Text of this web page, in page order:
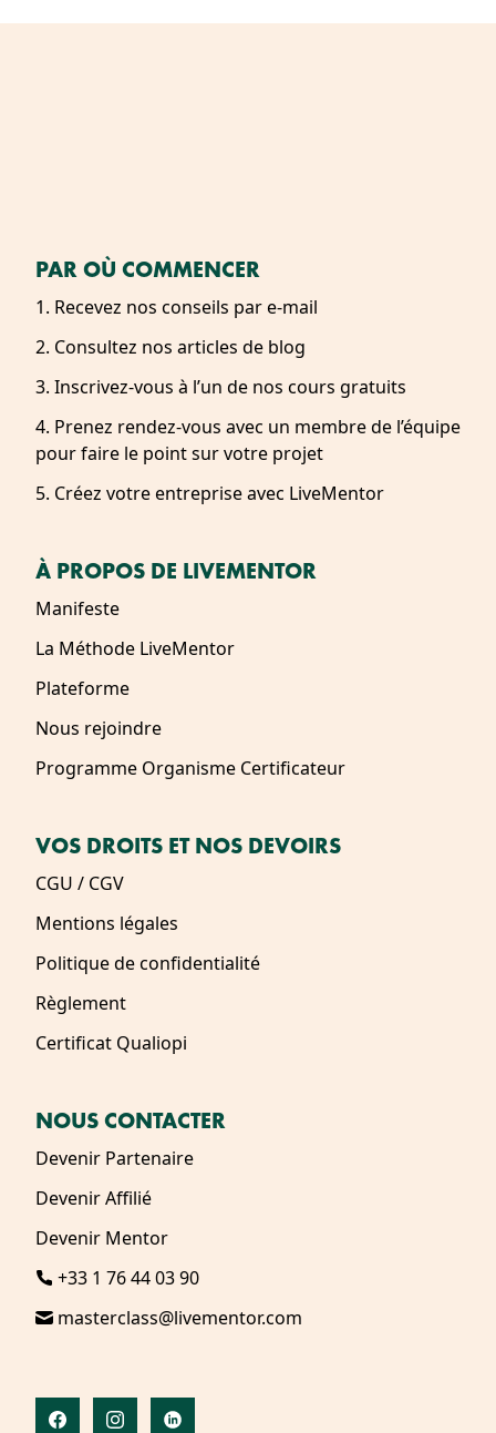
PAR OÙ COMMENCER
1. Recevez nos conseils par e-mail
2. Consultez nos articles de blog
3. Inscrivez-vous à l’un de nos cours gratuits
4. Prenez rendez-vous avec un membre de l’équipe
pour faire le point sur votre projet
5. Créez votre entreprise avec LiveMentor
À PROPOS DE LIVEMENTOR
Manifeste
La Méthode LiveMentor
Plateforme
Nous rejoindre
Programme Organisme Certificateur
VOS DROITS ET NOS DEVOIRS
CGU / CGV
Mentions légales
Politique de confidentialité
Règlement
Certificat Qualiopi
NOUS CONTACTER
Devenir Partenaire
Devenir Affilié
Devenir Mentor
+33 1 76 44 03 90
masterclass@livementor.com